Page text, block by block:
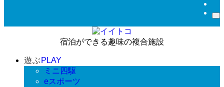
宿泊ができる趣味の複合施設
遊ぶ PLAY
ミニ四駆
eスポーツ